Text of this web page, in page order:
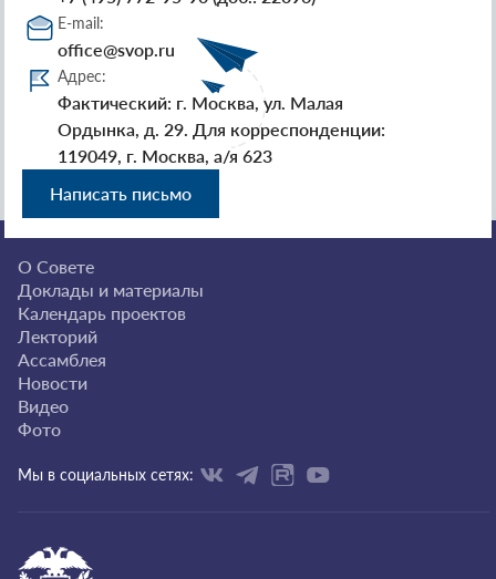
E-mail:
office@svop.ru
Адрес:
Фактический: г. Москва, ул. Малая
Ордынка, д. 29. Для корреспонденции:
119049, г. Москва, а/я 623
Написать письмо
О Совете
Доклады и материалы
Календарь проектов
Лекторий
Ассамблея
Новости
Видео
Фото
Мы в социальных сетях: